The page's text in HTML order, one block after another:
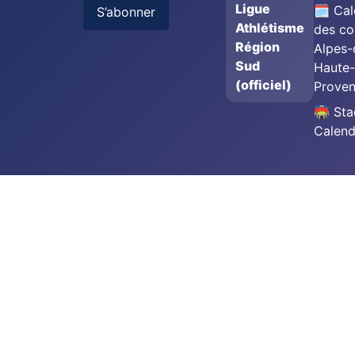
S’abonner
Ligue
Athlétisme
Région
Sud
(officiel)
🗓️
des
Haute-
🏟️